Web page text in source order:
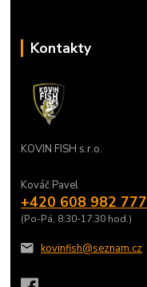
Kontakty
KOVIN FISH s.r.o.
Kováč Pavel
+420 608 982 777
(Po-Pá, 8:30-17:30 hod.)
kovinfish@seznam.cz